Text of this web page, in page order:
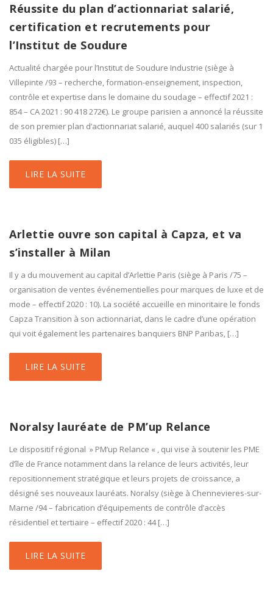
Réussite du plan d’actionnariat salarié,
certification et recrutements pour
l’Institut de Soudure
Actualité chargée pour l’Institut de Soudure Industrie (siège à
Villepinte /93 – recherche, formation-enseignement, inspection,
contrôle et expertise dans le domaine du soudage – effectif 2021 :
854 – CA 2021 : 90 418 272€). Le groupe parisien a annoncé la réussite
de son premier plan d’actionnariat salarié, auquel 400 salariés (sur 1
035 éligibles) […]
LIRE LA SUITE
Arlettie ouvre son capital à Capza, et va
s’installer à Milan
Il y a du mouvement au capital d’Arlettie Paris (siège à Paris /75 –
organisation de ventes événementielles pour marques de luxe et de
mode – effectif 2020 : 10). La société accueille en minoritaire le fonds
Capza Transition à son actionnariat, dans le cadre d’une opération
qui voit également les partenaires banquiers BNP Paribas, […]
LIRE LA SUITE
Noralsy lauréate de PM’up Relance
Le dispositif régional » PM’up Relance « , qui vise à soutenir les PME
d’île de France notamment dans la relance de leurs activités, leur
repositionnement stratégique et leurs projets de croissance, a
désigné ses nouveaux lauréats. Noralsy (siège à Chennevieres-sur-
Marne /94 – fabrication d’équipements de contrôle d’accès
résidentiel et tertiaire – effectif 2020 : 44 […]
LIRE LA SUITE